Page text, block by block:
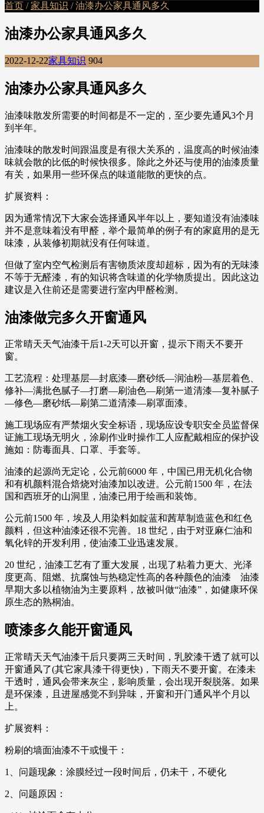
首页 /家具知识 / 油漆办公家具通风多久
油漆办公家具通风多久
2022-12-22家具知识 904
油漆办公家具通风多久
油漆味散发所需要的时间都是不一定的，至少要先通风3个月
到半年。
油漆味的散发时间跟温度是有很大关系的，温度高的时候油漆
味就会散的比低的时候快很多。除此之外还与使用的油漆质量
有关，如果用一些环保点的味道能散的更快的点。
扩展资料：
因为通常情况下大家会选择通风半年以上，要知道没有油漆味
并不是意味着没有甲醛，举个最简单的例子有的家庭用的是无
味漆，从装修初期就没有任何味道。
但做了室内空气检测后有害物质浓度却超标，因为有的无味漆
不等于无醛漆，有的知识将含味道的化学物质提出。因此这边
建议是入住前还是需要进行室内甲醛检测。
油漆做完多久开窗通风
正常晴天天气油漆干后1-2天可以开窗，提示下雨天不要开
窗。
工艺流程：处理基层—封底漆—磨砂纸—润油粉—基层着色、
修补—满批色腻子—打磨—刷油色—刷第一道清漆—复补腻子
—修色—磨砂纸—刷第二道清漆—刷罩面漆。
施工现场应有严禁烟火安全标语，现场应设专职安全员监督保
证施工现场无明火，涂刷作业时操作工人应配戴相应的保护设
施如：防毒面具、口罩、手套等。
油漆的起源尚无定论，公元前6000 年，中国已用无机化合物
和有机颜料混合焙烧对油漆加以改进。公元前1500 年，在法
国和西班牙的山洞里，油漆已用于绘画和装饰。
公元前1500 年，埃及人用染料如靛蓝和茜草制造蓝色和红色
颜料，但这种油漆还很不完善。18 世纪，由于对亚麻仁油和
氧化锌的开发利用，使油漆工业迅速发展。
20 世纪，油漆工艺有了重大发展，出现了粘着力更大、光泽
度更高、阻燃、抗腐蚀与热稳定性高的各种颜色的油漆 油漆
早期大多以植物油为主要原料，故被叫做“油漆”，如健康环保
原生态的熟桐油。
喷漆多久能开窗通风
正常晴天天气油漆干后只要两三天时间，乳胶漆干透了就可以
开窗通风了(其它家具漆干得更快)，下雨天不要开窗。在漆未
干透时，通风会带来灰尘，影响质量，会出现开裂脱落。如果
是环保漆，且进屋感觉不到异味，开窗和开门通风半个月以
上。
扩展资料：
粉刷的墙面油漆不干或慢干：
1、问题现象：涂膜经过一段时间后，仍未干，不硬化
2、问题原因：